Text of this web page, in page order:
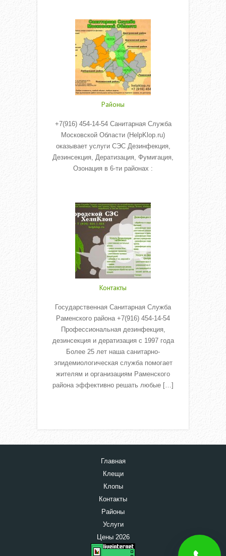
Районы
+7(916) 454-14-54 Санитарная Служба
Московской Области (HelpKlop.ru)
оказывает услуги СЭС Дезинфекция,
Дезинсекция, Дератизация, Фумигация,
Озонация в 6-ти районах :
Контакты
Государственная Санитарная Служба
Раменского района +7(916) 454-14-54
Профессиональная дезинфекция,
дезинсекция и дератизация с 1997 года
Более 25 лет наша санитарно-
эпидемиологическая служба помогает
жителям и организациям Раменского
района эффективно решать любые […]
Главная
Клещи
Клопы
Контакты
Районы
Услуги
Цены 2026